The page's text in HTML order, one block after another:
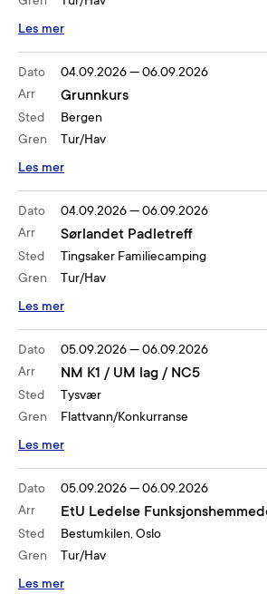
Les mer
Dato
Arr
Sted
Gren
04.09.2026—06.09.2026
Grunnkurs
Bergen
Tur/Hav
Les mer
Dato
Arr
Sted
Gren
04.09.2026—06.09.2026
Sørlandet Padletreff
Tingsaker Familiecamping
Tur/Hav
Les mer
Dato
Arr
Sted
Gren
05.09.2026—06.09.2026
NM K1 / UM lag / NC5
Tysvær
Flattvann/Konkurranse
Les mer
Dato
Arr
Sted
Gren
05.09.2026—06.09.2026
EtU Ledelse
Bestumkilen, Oslo
Tur/Hav
Les mer